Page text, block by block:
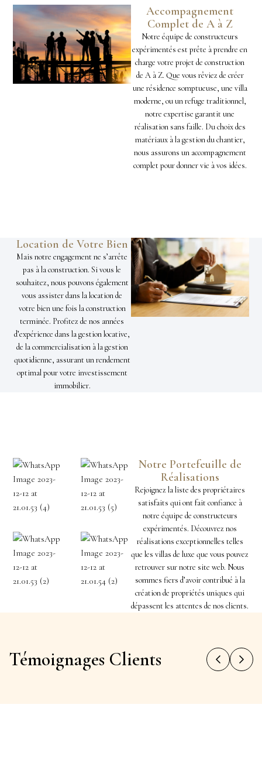
Accompagnement
Complet de A à Z
Notre équipe de constructeurs
expérimentés est prête à prendre en
charge votre projet de construction
de A à Z. Que vous rêviez de créer
une résidence somptueuse, une villa
moderne, ou un refuge traditionnel,
notre expertise garantit une
réalisation sans faille. Du choix des
matériaux à la gestion du chantier,
nous assurons un accompagnement
complet pour donner vie à vos idées.
Location de Votre Bien
Mais notre engagement ne s’arrête
pas à la construction. Si vous le
souhaitez, nous pouvons également
vous assister dans la location de
votre bien une fois la construction
terminée. Profitez de nos années
d’expérience dans la gestion locative,
de la commercialisation à la gestion
quotidienne, assurant un rendement
optimal pour votre investissement
immobilier.
Notre Portefeuille de
Réalisations
Rejoignez la liste des propriétaires
satisfaits qui ont fait confiance à
notre équipe de constructeurs
expérimentés. Découvrez nos
réalisations exceptionnelles telles
que les villas de luxe que vous pouvez
retrouver sur notre site web. Nous
sommes fiers d’avoir contribué à la
création de propriétés uniques qui
dépassent les attentes de nos clients.
Témoignages Clients